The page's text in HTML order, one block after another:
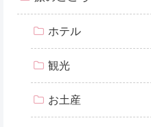
ホテル
観光
お土産